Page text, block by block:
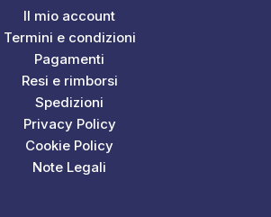
Il mio account
Termini e condizioni
Pagamenti
Resi e rimborsi
Spedizioni
Privacy Policy
Cookie Policy
Note Legali